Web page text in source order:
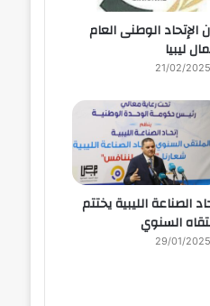
الإتحاد الوطنى العام
ليبيا
21/02/2025
الصناعة الليبية يختتم
السنوي
29/01/2025